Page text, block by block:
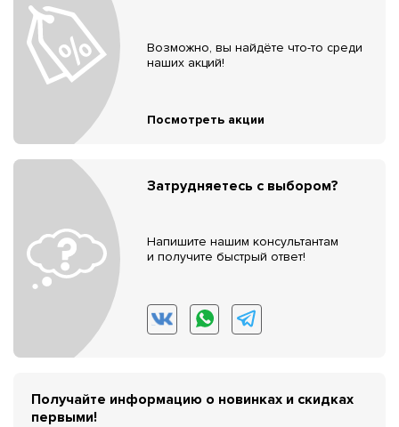
Возможно, вы найдёте что-то среди
наших акций!
Посмотреть акции
Затрудняетесь с выбором?
Напишите нашим консультантам
и получите быстрый ответ!
Получайте информацию о новинках и скидках
первыми!